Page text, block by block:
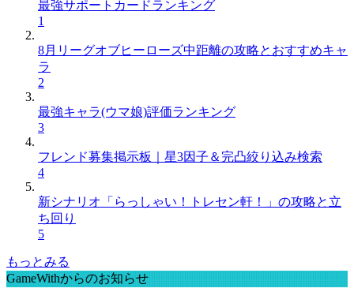
最強サポートカードランキング
1
8月リーグオブヒーローズ中距離の攻略とおすすめキャ
ラ
2
最強キャラ(ウマ娘)評価ランキング
3
フレンド募集掲示板｜星3因子＆完凸絞り込み検索
4
新シナリオ「らっしゃい！トレセン軒！」の攻略と立
ち回り
5
もっとみる
GameWithからのお知らせ